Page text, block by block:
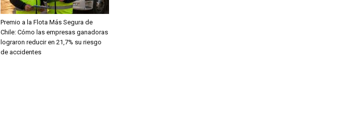
Premio a la Flota Más Segura de
Chile: Cómo las empresas ganadoras
lograron reducir en 21,7% su riesgo
de accidentes